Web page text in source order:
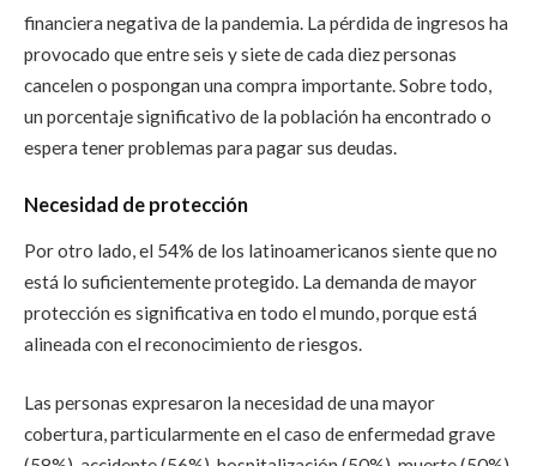
financiera negativa de la pandemia. La pérdida de ingresos ha
provocado que entre seis y siete de cada diez personas
cancelen o pospongan una compra importante. Sobre todo,
un porcentaje significativo de la población ha encontrado o
espera tener problemas para pagar sus deudas.
Necesidad de protección
Por otro lado, el 54% de los latinoamericanos siente que no
está lo suficientemente protegido. La demanda de mayor
protección es significativa en todo el mundo, porque está
alineada con el reconocimiento de riesgos.
Las personas expresaron la necesidad de una mayor
cobertura, particularmente en el caso de enfermedad grave